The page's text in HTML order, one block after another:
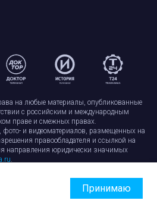
на любые материалы, опубликованные
с российским и международным
праве и смежных правах.
фото- и видеоматериалов, размещенных на
правообладателя и ссылкой на
направления юридически значимых
.
файлами
Обработка персональных данных
Принимаю